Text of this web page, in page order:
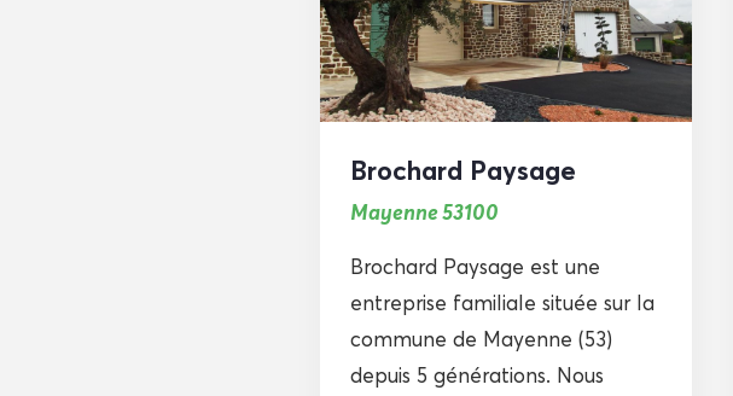
Brochard Paysage
Mayenne 53100
Brochard Paysage est une
entreprise familiale située sur la
commune de Mayenne (53)
depuis 5 générations. Nous